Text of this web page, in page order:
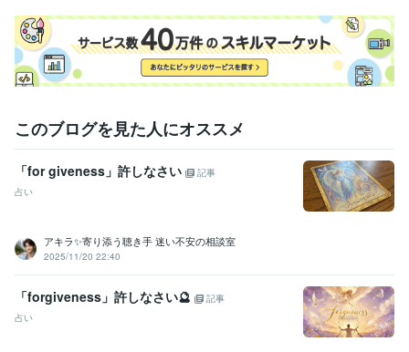
自信が生まれる、人間関係が良くなる
仕事も良い流れになる、愛を持って他者と関われる
そんな幸せの連鎖を起こせるのが「セルフラブ」です！
マーケティング / 広告・宣伝・プロモーション
カスタマーサポート・カスタマーサクセス / コールセンター管理・運
営
経験年数 : 3年
ライフスタイル・その他 / 占い師
受賞歴
2025年3月✨ゴールドランクに昇格できました☘️
チナランクに昇格できました❤️
資格・検定
金融渉外技能審査（FP3級）
このブログを見た人にオススメ
「for giveness」許しなさい
記事
占い
アキラ✨寄り添う聴き手 迷い不安の相談室
2025/11/20 22:40
「forgiveness」許しなさい🔮
記事
占い